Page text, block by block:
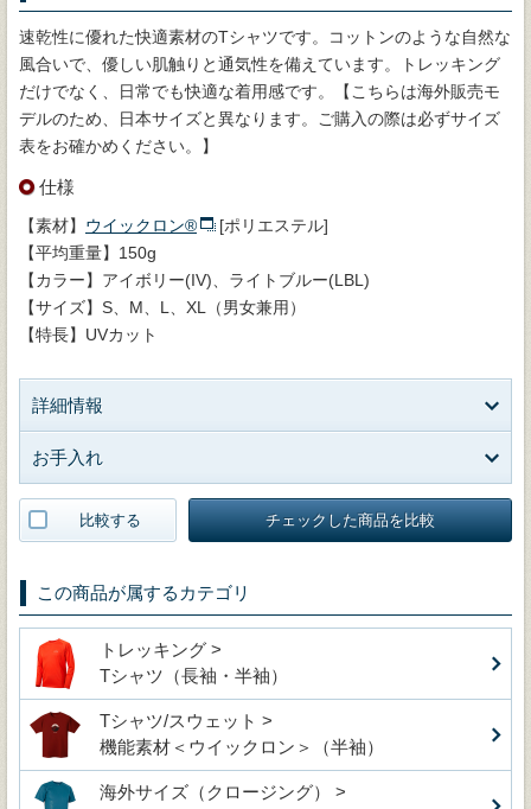
速乾性に優れた快適素材のTシャツです。コットンのような自然な
風合いで、優しい肌触りと通気性を備えています。トレッキング
だけでなく、日常でも快適な着用感です。【こちらは海外販売モ
デルのため、日本サイズと異なります。ご購入の際は必ずサイズ
表をお確かめください。】
仕様
【素材】 ウイックロン®
[ポリエステル]
【平均重量】150g
【カラー】アイボリー(IV)、ライトブルー(LBL)
【サイズ】S、M、L、XL（男女兼用）
【特長】UVカット
詳細情報
お手入れ
比較する チェックした商品を比較
この商品が属するカテゴリ
トレッキング >
Tシャツ（長袖・半袖）
Tシャツ/スウェット >
機能素材＜ウイックロン＞（半袖）
海外サイズ（クロージング） >